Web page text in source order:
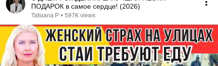
ПОДАРОК в самое сердце! (2026)
Tatsiana P • 597K views